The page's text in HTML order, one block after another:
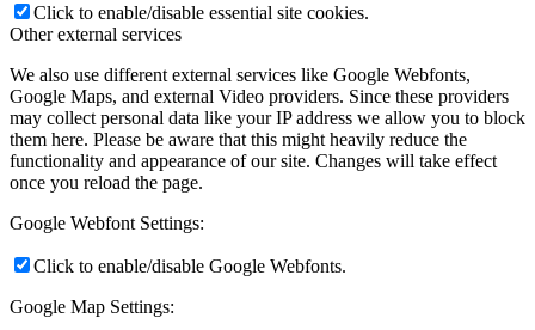
Click to enable/disable essential site cookies.
Other external services
We also use different external services like Google Webfonts,
Google Maps, and external Video providers. Since these providers
may collect personal data like your IP address we allow you to block
them here. Please be aware that this might heavily reduce the
functionality and appearance of our site. Changes will take effect
once you reload the page.
Google Webfont Settings:
Click to enable/disable Google Webfonts.
Google Map Settings: